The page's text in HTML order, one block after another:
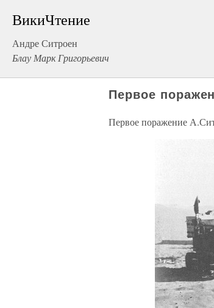
ВикиЧтение
Андре Ситроен
Блау Марк Григорьевич
Первое
Первое поражение